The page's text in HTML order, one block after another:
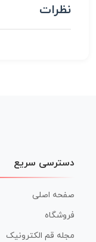
نظرات
دسترسی سریع
صفحه اصلی
فروشگاه
مجله قم الکترونیک